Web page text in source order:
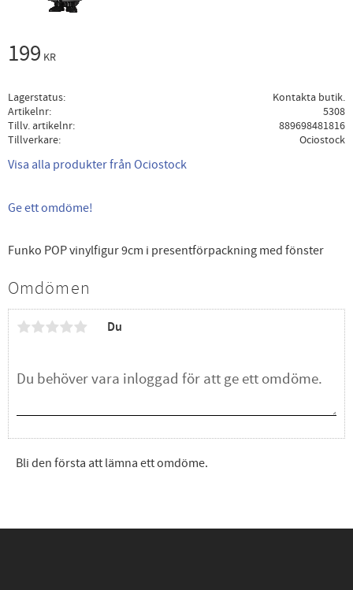
199 KR
Lagerstatus
Kontakta butik.
Artikelnr
5308
Tillv. artikelnr
889698481816
Tillverkare
Ociostock
Visa alla produkter från Ociostock
Ge ett omdöme!
Funko POP vinylfigur 9cm i presentförpackning med fönster
Omdömen
Du
Bli den första att lämna ett omdöme.